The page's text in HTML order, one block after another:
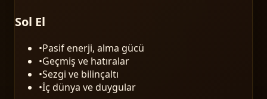
Sol El
•Pasif enerji, alma gücü
•Geçmiş ve hatıralar
•Sezgi ve bilinçaltı
•İç dünya ve duygular